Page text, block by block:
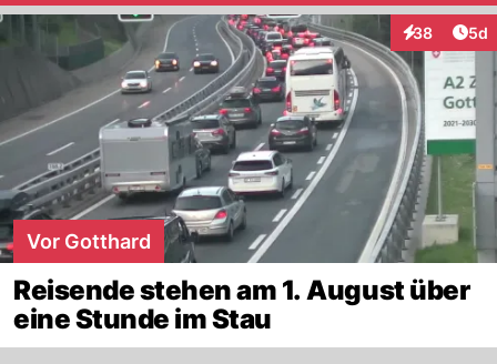
38
Interaktionen
5d
Vor Gotthard
Reisende stehen am 1. August über
eine Stunde im Stau